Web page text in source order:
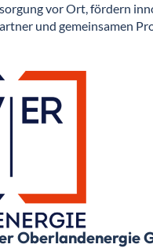
vor Ort, fördern
und gemeinsamen
Oberlandenergie